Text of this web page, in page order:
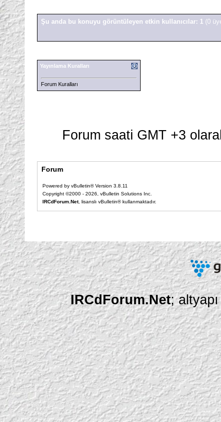
Şu anda bu konuyu görüntüleyen etkin kullanıcılar: 1 (0
Yayınlama Kuralları
Forum Kuralları
Forum saati GMT +3
Forum
Powered by vBulletin® Version 3.8.11
Copyright ©2000 - 2026, vBulletin Solutions Inc.
IRCdForum.Net, lisanslı vBulletin® kullanmaktadır.
IRCdForum.Net;